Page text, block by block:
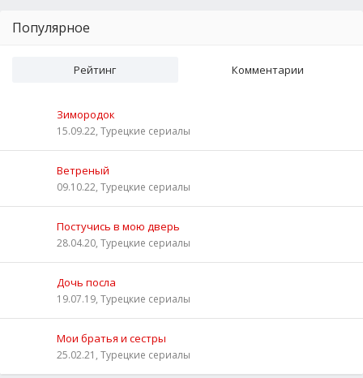
Популярное
Рейтинг Комментарии
Зимородок
15.09.22, Турецкие сериалы
Ветреный
09.10.22, Турецкие сериалы
Постучись в мою дверь
28.04.20, Турецкие сериалы
Дочь посла
19.07.19, Турецкие сериалы
Мои братья и сестры
25.02.21, Турецкие сериалы